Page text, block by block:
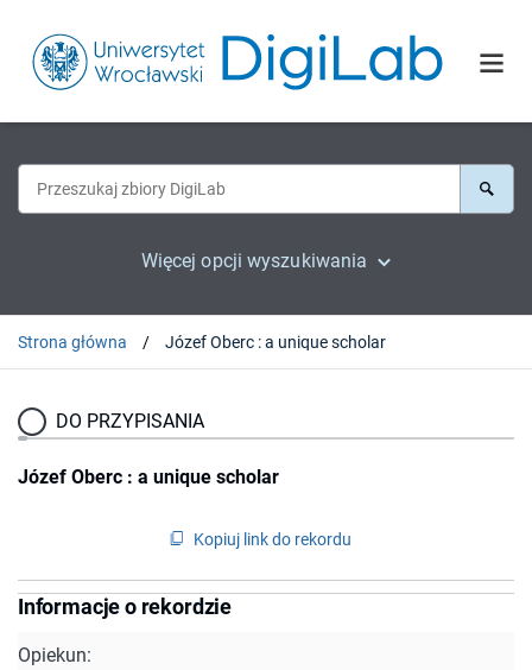
Więcej opcji wyszukiwania
Strona główna Józef Oberc : a unique scholar
DO PRZYPISANIA
Józef Oberc : a unique scholar
Kopiuj link do rekordu
Informacje o rekordzie
Opiekun: